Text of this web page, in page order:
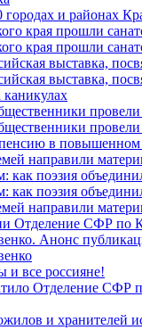
и районах
края прошли
края прошли
выставка,
выставка,
каникулах
в повышенном
направили
как поэзия
как поэзия
направили
Отделение СФР по
Анонс
и все россияне!
Отделение СФР
и хранителей